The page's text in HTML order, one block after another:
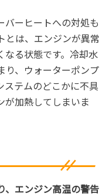
バーヒートへの対処も
とは、エンジンが異常
なる状態です。冷却水
り、ウォーターポンプ
ステムのどこかに不具
が加熱してしまいま
、エンジン高温の警告